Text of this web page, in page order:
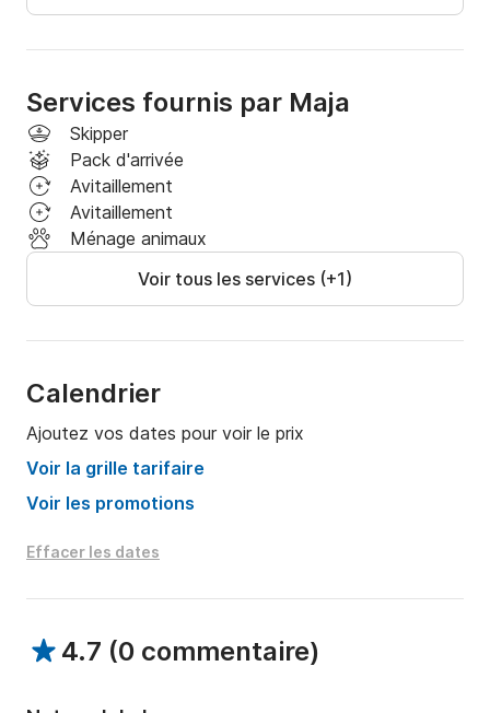
Services fournis par Maja
Skipper
Pack d'arrivée
Avitaillement
Avitaillement
Ménage animaux
Voir tous les services (+1)
Calendrier
Ajoutez vos dates pour voir le prix
Voir la grille tarifaire
Voir les promotions
Effacer les dates
4.7 (0 commentaire)